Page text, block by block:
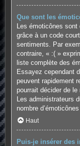
Que sont les
Les émoticônes
grâce à un code
sentiments. Par
contraire, « :( »
liste complète des
Essayez cependant
peuvent rapidement
pourrait décider de
Les administrateurs
nombre
Haut
Puis-je insérer des